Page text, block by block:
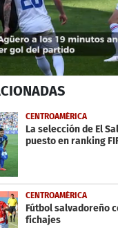
CENTROAMÉRICA
La selección de El
puesto en ranking
CENTROAMÉRICA
Fútbol salvadoreño
fichajes